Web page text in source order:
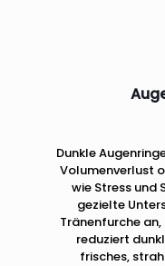
Dunkle
Volumenverlust
wie Stress und
gezielte
Tränenfurche
reduziert
frisches,